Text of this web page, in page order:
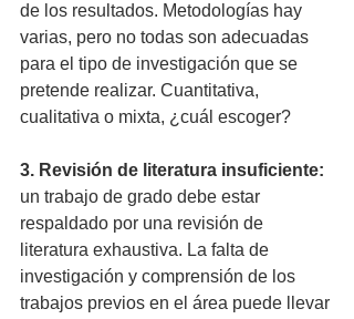
de los resultados. Metodologías hay
varias, pero no todas son adecuadas
para el tipo de investigación que se
pretende realizar. Cuantitativa,
cualitativa o mixta, ¿cuál escoger?
3. Revisión de literatura insuficiente:
un trabajo de grado debe estar
respaldado por una revisión de
literatura exhaustiva. La falta de
investigación y comprensión de los
trabajos previos en el área puede llevar